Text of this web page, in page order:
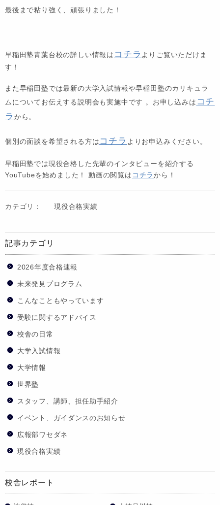
最後まで粘り強く、頑張りました！
早稲田塾青葉台校の詳しい情報は コチラ よりご覧いただけま
す！
また早稲田塾では最新の大学入試情報や早稲田塾のカリキュラ
ムについてお伝えする説明会も実施中です 。お申し込みは コチ
ラ から。
個別の面談を希望される方はコチラ よりお申込みください。
早稲田塾では現役合格した先輩のインタビューを紹介する
YouTubeを始めました！ 動画の閲覧は コチラから！
カテゴリ： 現役合格実績
記事カテゴリ
2026年度合格速報
未来発見プログラム
こんなこともやっています
受験に関するアドバイス
校舎の日常
大学入試情報
大学情報
世界塾
スタッフ、講師、担任助手紹介
イベント、ガイダンスのお知らせ
広報部ワセダネ
現役合格実績
校舎レポート